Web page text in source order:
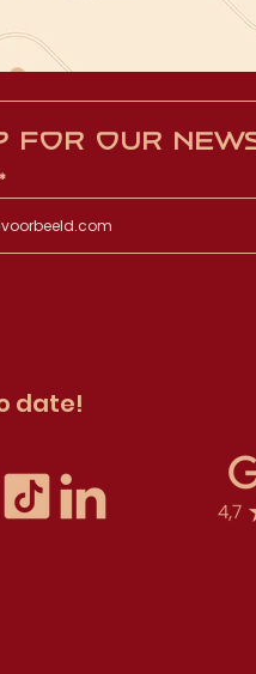
for our
date!